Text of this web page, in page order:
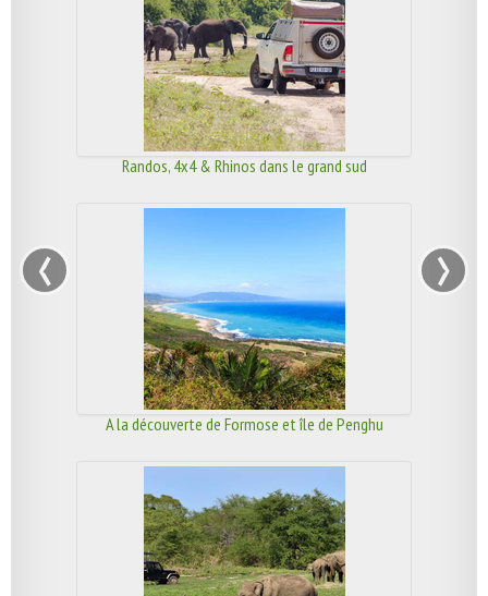
Randos, 4x4 & Rhinos dans le grand sud
A la découverte de Formose et île de Penghu
‹ ›